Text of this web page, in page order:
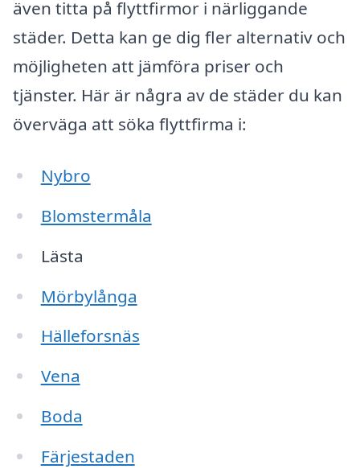
även titta på flyttfirmor i närliggande
städer. Detta kan ge dig fler alternativ och
möjligheten att jämföra priser och
tjänster. Här är några av de städer du kan
överväga att söka flyttfirma i:
Nybro
Blomstermåla
Lästa
Mörbylånga
Hälleforsnäs
Vena
Boda
Färjestaden